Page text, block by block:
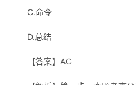
C.命令
D.总结
【答案】AC